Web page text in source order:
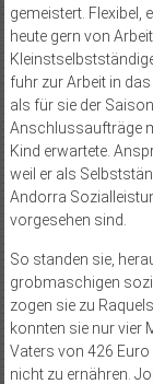
gemeistert. Flexibel,
heute gern von
fuhr zur Arbeit in
als für sie der
Anschlussaufträge
Kind erwartete.
weil er als
Andorra
vorgesehen sind.
So standen sie,
grobmaschigen
zogen sie zu
konnten sie nur vier
Vaters von 426
nicht zu ernähren.